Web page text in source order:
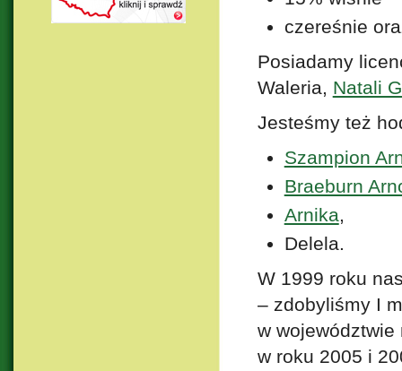
czereśnie
Posiadamy
Waleria, Natali
Jesteśmy też
Szampion
Braeburn
Arnika,
Delela.
W 1999 roku
– zdobyliśmy I
w
w roku 2005 i